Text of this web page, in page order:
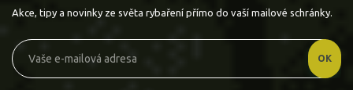
Akce, tipy a novinky ze světa rybaření přímo do vaší mailové schránky.